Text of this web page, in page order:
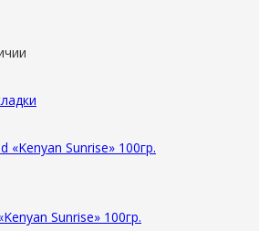
Sunrise» 100гр.